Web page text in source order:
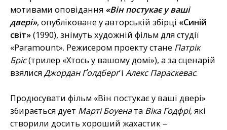
мотивами оповідання «Він постукає у ваші
двері», опубліковане у авторській збірці «Синій
світ»(1990), знімуть художній фільм для студії
«Paramount». Режисером проекту стане Патрік
Бріс(трилер «Хтось у вашому домі»), а за сценарій
взялисяДжордан Ґолдберґі Алекс Параскевас.
Продюсувати фільм «Він постукає у ваші двері»
збирається дует Марті Боуената Віка Годфрі, які
створили досить хороший жахастик –